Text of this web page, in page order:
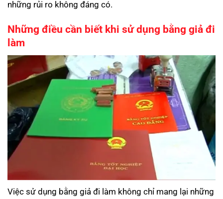
những rủi ro không đáng có.
Những điều cần biết khi sử dụng bằng giả đi
làm
Việc sử dụng bằng giả đi làm không chỉ mang lại những